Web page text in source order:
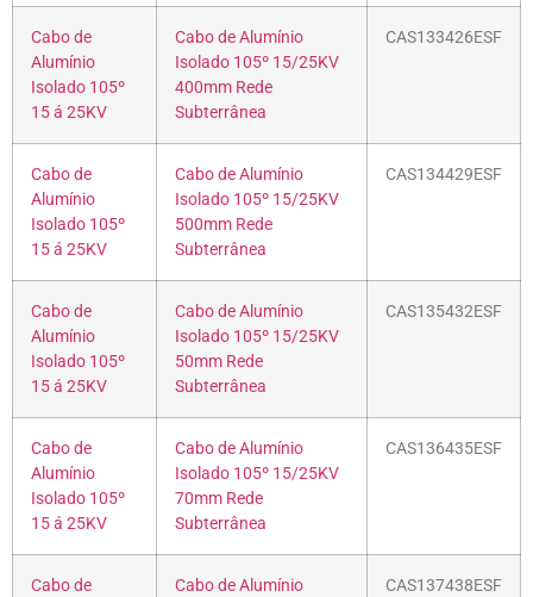
Cabo de
Alumínio
Isolado 105º
15 á 25KV
Cabo de Alumínio
Isolado 105º 15/25KV
400mm Rede
Subterrânea
CAS133426ESF
Cabo de
Alumínio
Isolado 105º
15 á 25KV
Cabo de Alumínio
Isolado 105º 15/25KV
500mm Rede
Subterrânea
CAS134429ESF
Cabo de
Alumínio
Isolado 105º
15 á 25KV
Cabo de Alumínio
Isolado 105º 15/25KV
50mm Rede
Subterrânea
CAS135432ESF
Cabo de
Alumínio
Isolado 105º
15 á 25KV
Cabo de Alumínio
Isolado 105º 15/25KV
70mm Rede
Subterrânea
CAS136435ESF
Cabo de
Cabo de Alumínio
CAS137438ESF